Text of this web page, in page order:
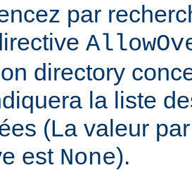
par
directory
la liste
(La valeur
est None).